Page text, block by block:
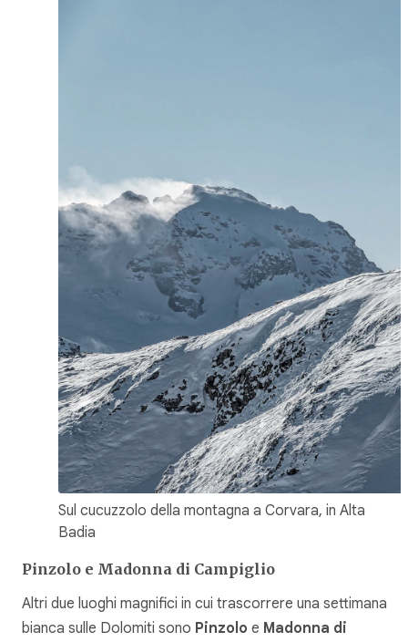
Sul cucuzzolo della montagna a Corvara, in Alta
Badia
Pinzolo e Madonna di Campiglio
Altri due luoghi magnifici in cui trascorrere una settimana
bianca sulle Dolomiti sono Pinzolo e Madonna di